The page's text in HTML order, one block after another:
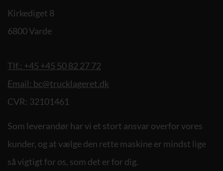
Kirkediget 8
6800 Varde
Tlf.: +45 +45 50 82 27 72
Email: bc@trucklageret.dk
CVR: 32101461
Som leverandør har vi et stort ansvar overfor vores
kunder, og at vælge den rette maskine er mindst lige
så vigtigt for os, som det er for dig.